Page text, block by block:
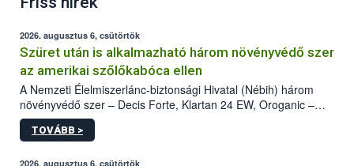
2026. augusztus 6, csütörtök
Szüret után is alkalmazható három növényvédő szer
az amerikai szőlőkabóca ellen
A Nemzeti Élelmiszerlánc-biztonsági Hivatal (Nébih) három
növényvédő szer – Decis Forte, Klartan 24 EW, Oroganic –
engedélyokiratát módosította, így azok a szüretet követően,
egészen a vesszőérettség (BBCH 91) stádiumáig
TOVÁBB >
2026. augusztus 6, csütörtök